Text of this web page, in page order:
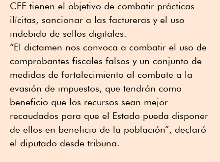
CFF tienen el objetivo de combatir prácticas
ilícitas, sancionar a las factureras y el uso
indebido de sellos digitales.
“El dictamen nos convoca a combatir el uso de
comprobantes fiscales falsos y un conjunto de
medidas de fortalecimiento al combate a la
evasión de impuestos, que tendrán como
beneficio que los recursos sean mejor
recaudados para que el Estado pueda disponer
de ellos en beneficio de la población”, declaró
el diputado desde tribuna.